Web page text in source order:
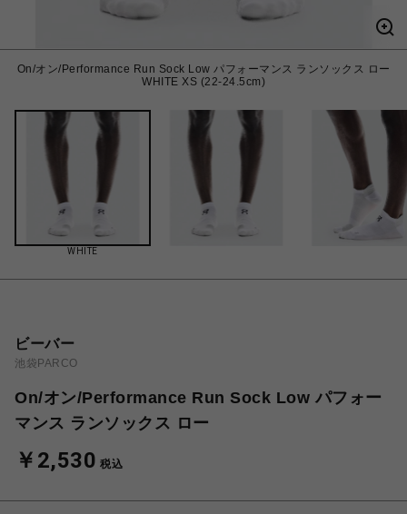
On/オン/Performance Run Sock Low パフォーマンス ランソックス ロー
WHITE XS (22-24.5cm)
WHITE
ビーバー
池袋PARCO
On/オン/Performance Run Sock Low パフォー
マンス ランソックス ロー
￥2,530 税込